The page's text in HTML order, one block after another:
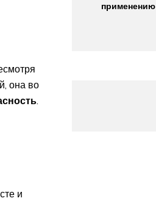
она во
.
и
применению